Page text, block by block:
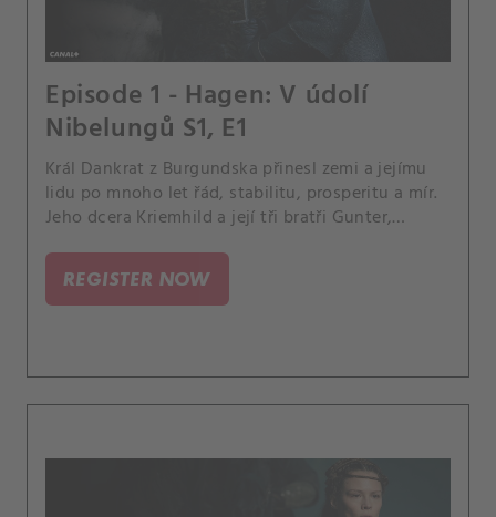
Episode 1 - Hagen: V údolí
Nibelungů S1, E1
Král Dankrat z Burgundska přinesl zemi a jejímu
lidu po mnoho let řád, stabilitu, prosperitu a mír.
Jeho dcera Kriemhild a její tři bratři Gunter,
chlapcem, kterého zachránil z padlého království,
Hagenem z Tronje.
REGISTER NOW